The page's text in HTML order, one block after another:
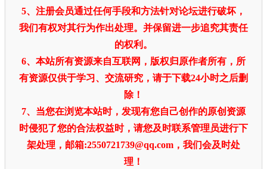
5、注册会员通过任何手段和方法针对论坛进行破坏，
我们有权对其行为作出处理。并保留进一步追究其责任
的权利。
6、本站所有资源来自互联网，版权归原作者所有，所
有资源仅供于学习、交流研究，请于下载24小时之后删
除！
7、当您在浏览本站时，发现有您自己创作的原创资源
时侵犯了您的合法权益时，请您及时联系管理员进行下
架处理，邮箱:2550721739@qq.com，我们会及时处
理！